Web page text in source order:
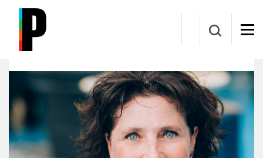
Aller au contenu principal
Chaire Mobilité et Chaire de recherche du Canada
sur la Mobilité des personnes